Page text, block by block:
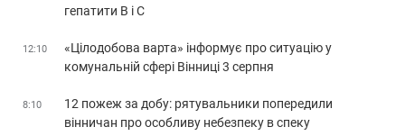
гепатити В і С
12:10
«Цілодобова варта» інформує про ситуацію у
комунальній сфері Вінниці 3 серпня
8:10
12 пожеж за добу: рятувальники попередили
вінничан про особливу небезпеку в спеку